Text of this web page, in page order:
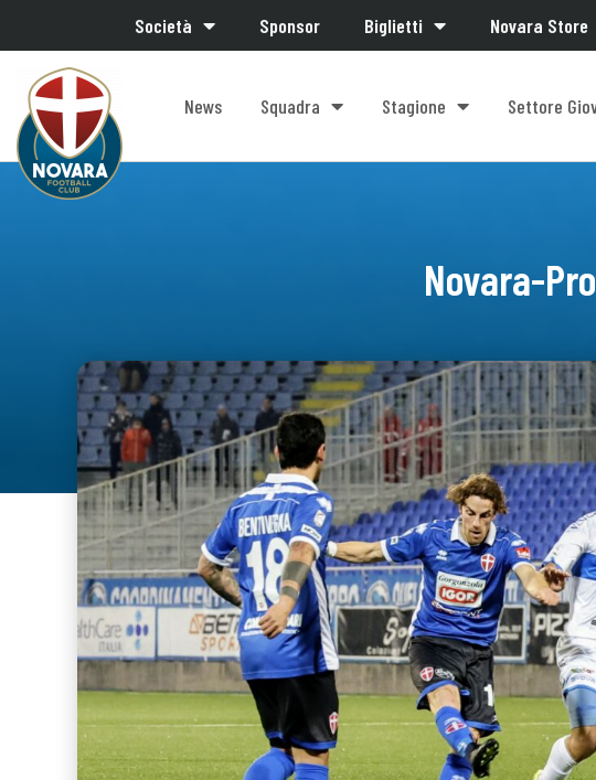
Società Sponsor Biglietti Novara Store
News Squadra Stagione Settore
Novara-